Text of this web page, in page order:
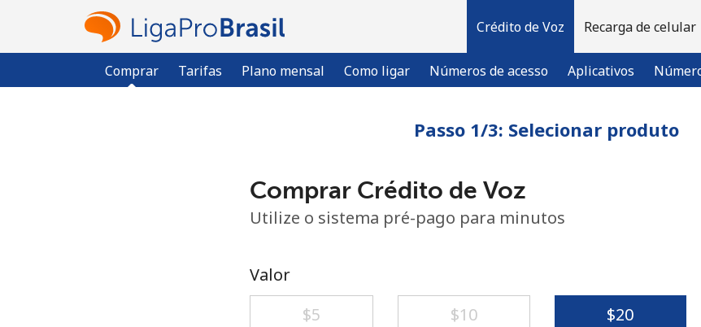
Crédito de Voz
Comprar Tarifas Plano mensal Como ligar Números de acesso Aplicativos
Recarga de celular
Passo 1/3: Selecionar produto
Comprar Crédito de Voz
Utilize o sistema pré-pago para minutos
Valor
⁦$5⁩
⁦$10⁩ ⁦$20⁩